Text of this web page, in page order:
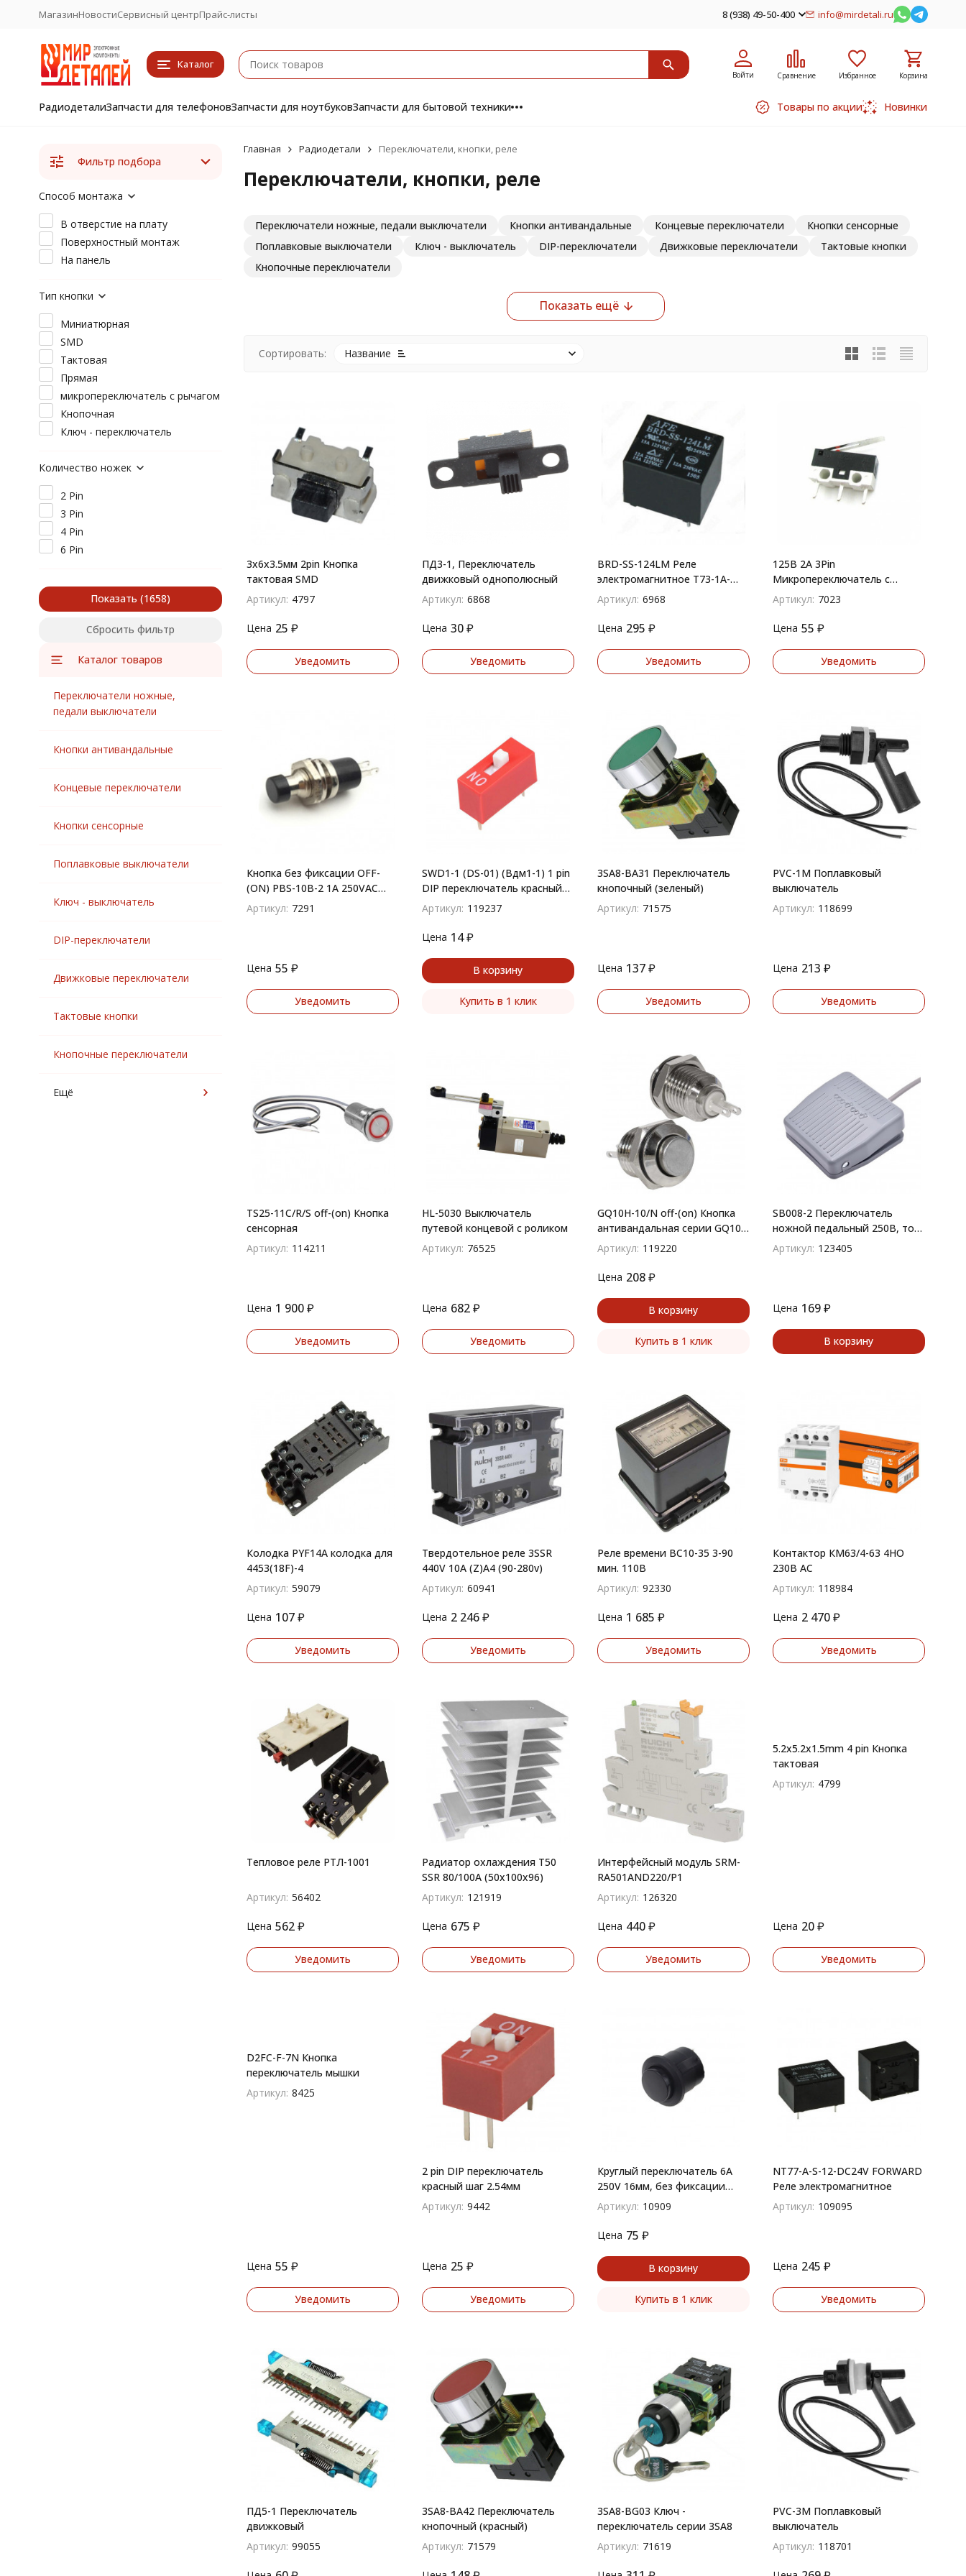
МагазинНовостиСервисный центрПрайс-листы 8 (938) 49-50-400 info@mirdetali.ru
Каталог
Войти Сравнение Избранное Корзина
РадиодеталиЗапчасти для телефоновЗапчасти для ноутбуковЗапчасти для бытовой техники Товары по акции Новинки
Главная Радиодетали Переключатели, кнопки, реле
Переключатели, кнопки, реле
Переключатели ножные, педали выключатели Кнопки антивандальные Концевые переключатели
Кнопки сенсорные
Поплавковые выключатели
Ключ - выключатель DIP-переключатели Движковые переключатели
Тактовые кнопки
Кнопочные переключатели
Показать ещё
Сортировать: Название
3х6х3.5мм 2pin Кнопка
тактовая SMD
Артикул: 4797
Цена 25 ₽
Уведомить
ПД3-1, Переключатель
движковый однополюсный
Артикул: 6868
Цена 30 ₽
Уведомить
BRD-SS-124LM Реле
электромагнитное T73-1A-
24V-12A
Артикул: 6968
Цена 295 ₽
Уведомить
125В 2А 3Pin
Микропереключатель с
лапкой DM-03P 125v. 1a
Артикул: 7023
Цена 55 ₽
Уведомить
Кнопка без фиксации OFF-
(ON) PBS-10B-2 1A 250VAC
(черная)
Артикул: 7291
Цена 55 ₽
Уведомить
SWD1-1 (DS-01) (Вдм1-1) 1 pin
DIP переключатель красный
шаг 2.54мм
Артикул: 119237
Цена 14 ₽
В корзину
Купить в 1 клик
3SA8-BA31 Переключатель
кнопочный (зеленый)
Артикул: 71575
Цена 137 ₽
Уведомить
PVC-1M Поплавковый
выключатель
Артикул: 118699
Цена 213 ₽
Уведомить
TS25-11C/R/S off-(on) Кнопка
сенсорная
Артикул: 114211
Цена 1 900 ₽
Уведомить
HL-5030 Выключатель
путевой концевой с роликом
Артикул: 76525
Цена 682 ₽
Уведомить
GQ10H-10/N off-(on) Кнопка
антивандальная серии GQ10F
без подсветки
Артикул: 119220
Цена 208 ₽
В корзину
Купить в 1 клик
SB008-2 Переключатель
ножной педальный 250В, ток
10А, длина кабеля 130 мм
Артикул: 123405
Цена 169 ₽
В корзину
Колодка PYF14A колодка для
4453(18F)-4
Артикул: 59079
Цена 107 ₽
Уведомить
Твердотельное реле 3SSR
440V 10A (Z)A4 (90-280v)
Артикул: 60941
Цена 2 246 ₽
Уведомить
Реле времени ВС10-35 3-90
мин. 110В
Артикул: 92330
Цена 1 685 ₽
Уведомить
Контактор КМ63/4-63 4НО
230В АС
Артикул: 118984
Цена 2 470 ₽
Уведомить
Тепловое реле РТЛ-1001
Артикул: 56402
Цена 562 ₽
Уведомить
Радиатор охлаждения T50
SSR 80/100A (50x100x96)
Артикул: 121919
Цена 675 ₽
Уведомить
Интерфейсный модуль SRM-
RA501AND220/P1
Артикул: 126320
Цена 440 ₽
Уведомить
5.2x5.2x1.5mm 4 pin Кнопка
тактовая
Артикул: 4799
Цена 20 ₽
Уведомить
D2FC-F-7N Кнопка
переключатель мышки
Артикул: 8425
Цена 55 ₽
Уведомить
2 pin DIP переключатель
красный шаг 2.54мм
Артикул: 9442
Цена 25 ₽
Уведомить
Круглый переключатель 6A
250V 16мм, без фиксации
(черный)
Артикул: 10909
Цена 75 ₽
В корзину
Купить в 1 клик
NT77-A-S-12-DC24V FORWARD
Реле электромагнитное
Артикул: 109095
Цена 245 ₽
Уведомить
ПД5-1 Переключатель
движковый
Артикул: 99055
3SA8-BA42 Переключатель
кнопочный (красный)
Артикул: 71579
3SA8-BG03 Ключ -
переключатель серии 3SA8
Артикул: 71619
PVC-3M Поплавковый
выключатель
Артикул: 118701
Фильтр подбора
Способ монтажа
В отверстие на плату
Поверхностный монтаж
На панель
Тип кнопки
Миниатюрная
SMD
Тактовая
Прямая
микропереключатель с рычагом
Кнопочная
Ключ - переключатель
Количество ножек
2 Pin
3 Pin
4 Pin
6 Pin
Показать
Сбросить фильтр
Каталог товаров
Переключатели ножные,
педали выключатели
Кнопки антивандальные
Концевые переключатели
Кнопки сенсорные
Поплавковые выключатели
Ключ - выключатель
DIP-переключатели
Движковые переключатели
Тактовые кнопки
Кнопочные переключатели
Ещё